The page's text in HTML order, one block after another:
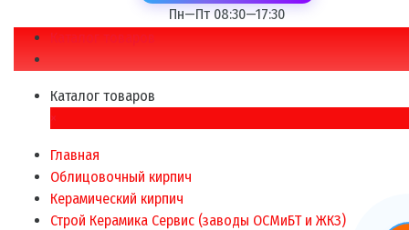
Пн—Пт 08:30—17:30
Каталог товаров
Каталог товаров
×
Главная
Облицовочный кирпич
Керамический кирпич
Строй Керамика Сервис (заводы ОСМиБТ и ЖКЗ)